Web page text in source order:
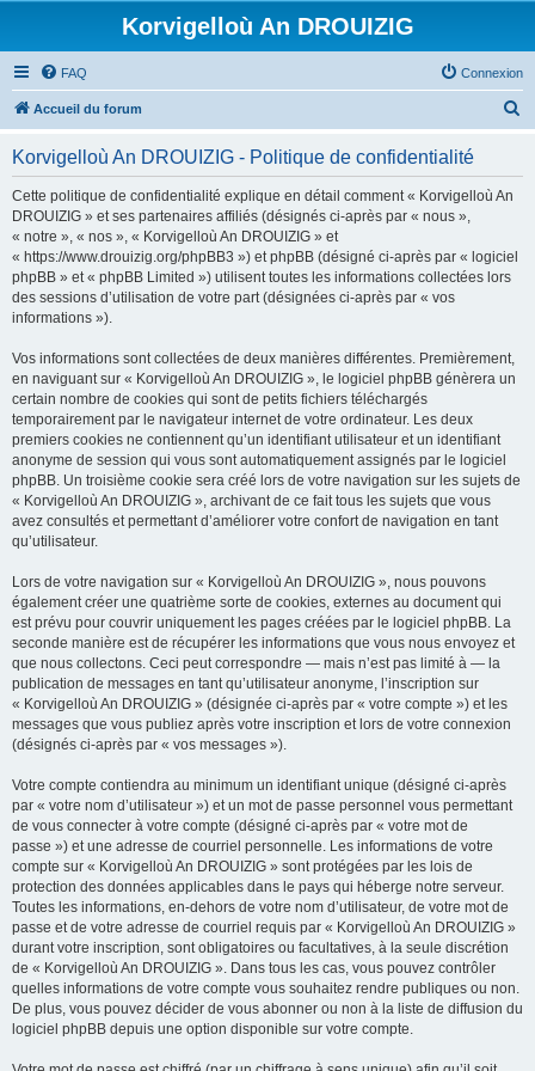
Korvigelloù An DROUIZIG
FAQ Connexion
Accueil du forum
Korvigelloù An DROUIZIG - Politique de confidentialité
Cette politique de confidentialité explique en détail comment « Korvigelloù An
DROUIZIG » et ses partenaires affiliés (désignés ci-après par « nous »,
« notre », « nos », « Korvigelloù An DROUIZIG » et
« https://www.drouizig.org/phpBB3 ») et phpBB (désigné ci-après par « logiciel
phpBB » et « phpBB Limited ») utilisent toutes les informations collectées lors
des sessions d’utilisation de votre part (désignées ci-après par « vos
informations »).
Vos informations sont collectées de deux manières différentes. Premièrement,
en naviguant sur « Korvigelloù An DROUIZIG », le logiciel phpBB génèrera un
certain nombre de cookies qui sont de petits fichiers téléchargés
temporairement par le navigateur internet de votre ordinateur. Les deux
premiers cookies ne contiennent qu’un identifiant utilisateur et un identifiant
anonyme de session qui vous sont automatiquement assignés par le logiciel
phpBB. Un troisième cookie sera créé lors de votre navigation sur les sujets de
« Korvigelloù An DROUIZIG », archivant de ce fait tous les sujets que vous
avez consultés et permettant d’améliorer votre confort de navigation en tant
qu’utilisateur.
Lors de votre navigation sur « Korvigelloù An DROUIZIG », nous pouvons
également créer une quatrième sorte de cookies, externes au document qui
est prévu pour couvrir uniquement les pages créées par le logiciel phpBB. La
seconde manière est de récupérer les informations que vous nous envoyez et
que nous collectons. Ceci peut correspondre — mais n’est pas limité à — la
publication de messages en tant qu’utilisateur anonyme, l’inscription sur
« Korvigelloù An DROUIZIG » (désignée ci-après par « votre compte ») et les
messages que vous publiez après votre inscription et lors de votre connexion
(désignés ci-après par « vos messages »).
Votre compte contiendra au minimum un identifiant unique (désigné ci-après
par « votre nom d’utilisateur ») et un mot de passe personnel vous permettant
de vous connecter à votre compte (désigné ci-après par « votre mot de
passe ») et une adresse de courriel personnelle. Les informations de votre
compte sur « Korvigelloù An DROUIZIG » sont protégées par les lois de
protection des données applicables dans le pays qui héberge notre serveur.
Toutes les informations, en-dehors de votre nom d’utilisateur, de votre mot de
passe et de votre adresse de courriel requis par « Korvigelloù An DROUIZIG »
durant votre inscription, sont obligatoires ou facultatives, à la seule discrétion
de « Korvigelloù An DROUIZIG ». Dans tous les cas, vous pouvez contrôler
quelles informations de votre compte vous souhaitez rendre publiques ou non.
De plus, vous pouvez décider de vous abonner ou non à la liste de diffusion du
logiciel phpBB depuis une option disponible sur votre compte.